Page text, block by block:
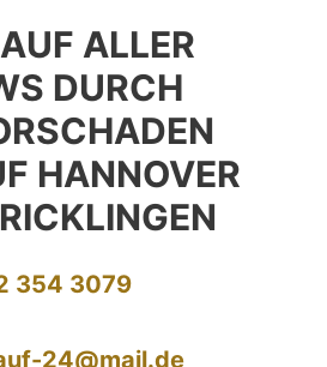
ALLER
DURCH
HANNOVER
354 3079
24@mail.de